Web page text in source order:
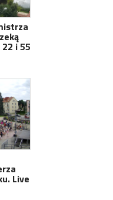
i 55
Live